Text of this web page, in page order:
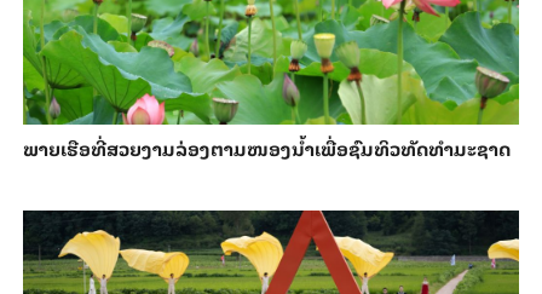
ພາຍ​ເຮືອທີ່​ສວຍ​ງາມ​ລ່ອງ​ຕາມ​​ໜອງນ້ຳ​​ເພື່ອ​ຊົມ​ທິວ​ທັດ​ທຳ​ມະ​ຊາດ